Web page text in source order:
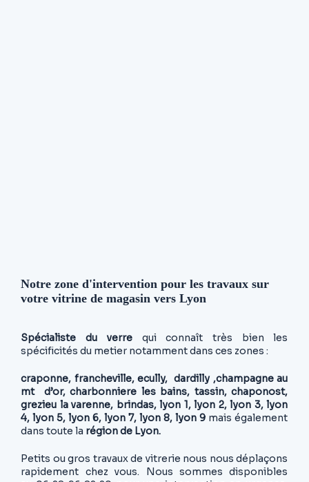
Notre zone d'intervention pour les travaux sur
votre vitrine de magasin vers Lyon
Spécialiste du verrequi connaît très bien les
spécificités du metier notamment dans ces zones :
craponne, francheville, ecully, dardilly ,champagne au
mt d’or, charbonniere les bains, tassin, chaponost,
grezieu la varenne, brindas, lyon 1, lyon 2, lyon 3, lyon
4, lyon 5, lyon 6, lyon 7, lyon 8, lyon 9 mais également
dans toute la région de Lyon.
Petits ou gros travaux de vitrerie nous nous déplaçons
rapidement chez vous. Nous sommes disponibles